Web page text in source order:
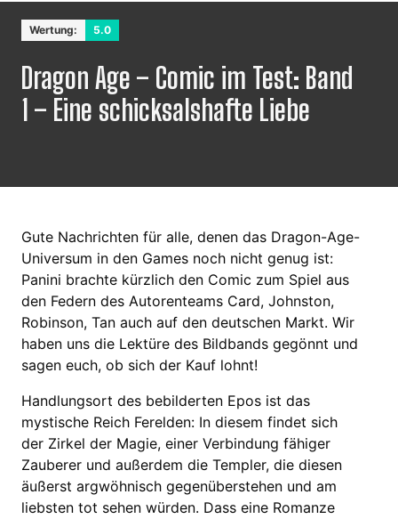
Wertung: 5.0
Dragon Age – Comic im Test: Band
1 – Eine schicksalshafte Liebe
Gute Nachrichten für alle, denen das Dragon-Age-
Universum in den Games noch nicht genug ist:
Panini brachte kürzlich den Comic zum Spiel aus
den Federn des Autorenteams Card, Johnston,
Robinson, Tan auch auf den deutschen Markt. Wir
haben uns die Lektüre des Bildbands gegönnt und
sagen euch, ob sich der Kauf lohnt!
Handlungsort des bebilderten Epos ist das
mystische Reich Ferelden: In diesem findet sich
der Zirkel der Magie, einer Verbindung fähiger
Zauberer und außerdem die Templer, die diesen
äußerst argwöhnisch gegenüberstehen und am
liebsten tot sehen würden. Dass eine Romanze